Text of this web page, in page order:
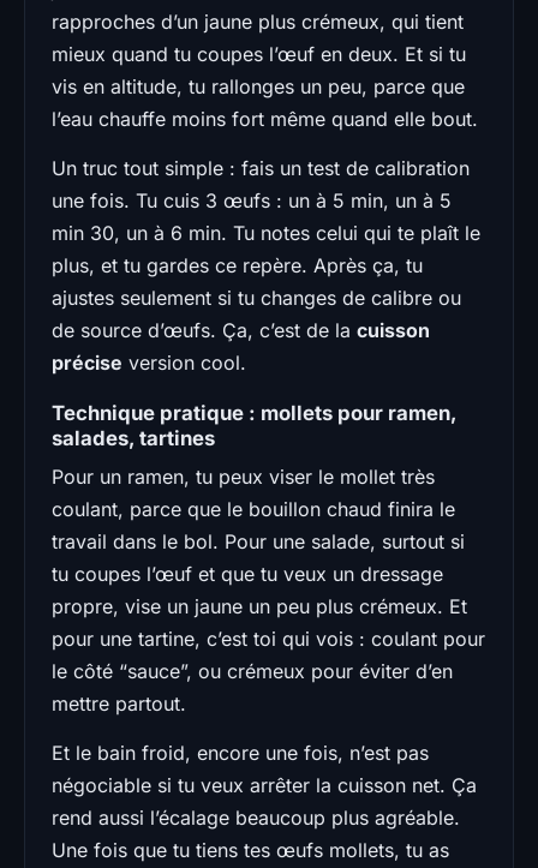
rapproches d’un jaune plus crémeux, qui tient
mieux quand tu coupes l’œuf en deux. Et si tu
vis en altitude, tu rallonges un peu, parce que
l’eau chauffe moins fort même quand elle bout.
Un truc tout simple : fais un test de calibration
une fois. Tu cuis 3 œufs : un à 5 min, un à 5
min 30, un à 6 min. Tu notes celui qui te plaît le
plus, et tu gardes ce repère. Après ça, tu
ajustes seulement si tu changes de calibre ou
de source d’œufs. Ça, c’est de la cuisson
précise version cool.
Technique pratique : mollets pour ramen,
salades, tartines
Pour un ramen, tu peux viser le mollet très
coulant, parce que le bouillon chaud finira le
travail dans le bol. Pour une salade, surtout si
tu coupes l’œuf et que tu veux un dressage
propre, vise un jaune un peu plus crémeux. Et
pour une tartine, c’est toi qui vois : coulant pour
le côté “sauce”, ou crémeux pour éviter d’en
mettre partout.
Et le bain froid, encore une fois, n’est pas
négociable si tu veux arrêter la cuisson net. Ça
rend aussi l’écalage beaucoup plus agréable.
Une fois que tu tiens tes œufs mollets, tu as